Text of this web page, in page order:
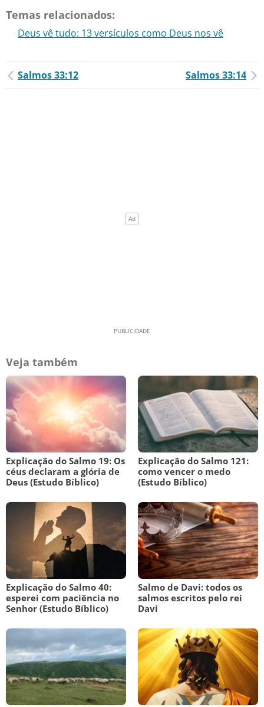
Temas relacionados:
Deus vê tudo: 13 versículos como Deus nos vê
Salmos 33:12 Salmos 33:14
Veja também
Explicação do Salmo 19: Os
céus declaram a glória de
Deus (Estudo Bíblico)
Explicação do Salmo 121:
como vencer o medo
(Estudo Bíblico)
Explicação do Salmo 40:
esperei com paciência no
Senhor (Estudo Bíblico)
Salmo de Davi: todos os
salmos escritos pelo rei
Davi